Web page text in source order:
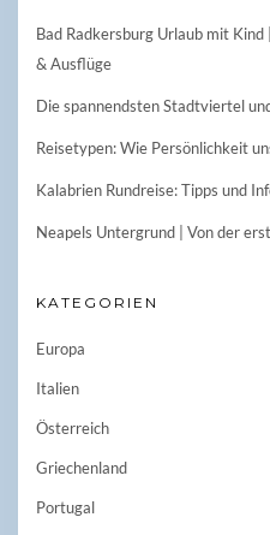
Bad Radkersburg Urlaub mit
& Ausflüge
Die spannendsten Stadtviertel
Reisetypen: Wie Persönlichkeit
Kalabrien Rundreise: Tipps und
Neapels Untergrund | Von der
KATEGORIEN
Europa
Italien
Österreich
Griechenland
Portugal